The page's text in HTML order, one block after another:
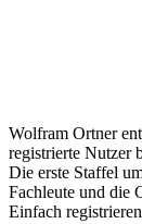
Wolfram Ortner
registrierte Nutzer
Die erste Staffel
Fachleute und die
Einfach